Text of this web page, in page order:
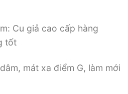
Cu giả cao cấp hàng
tốt
mát xa điểm G, làm mới